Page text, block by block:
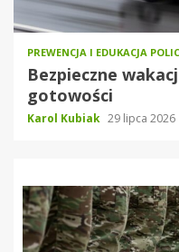
PREWENCJA I EDUKACJA
Bezpieczne
gotowości
Karol Kubiak 29 lipca 2026